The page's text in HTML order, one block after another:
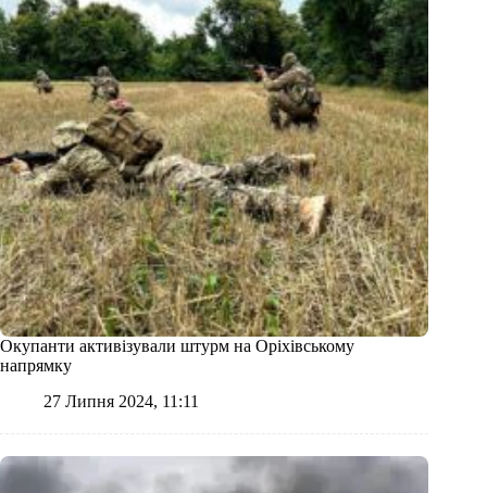
Окупанти активізували штурм на Оріхівському
напрямку
27 Липня 2024, 11:11